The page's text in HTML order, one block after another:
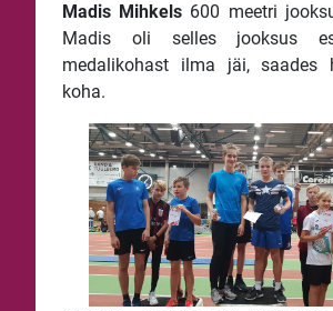
Madis Mihkels 600 meetri
Madis oli selles jooksus
medalikohast ilma jäi, saades
koha.